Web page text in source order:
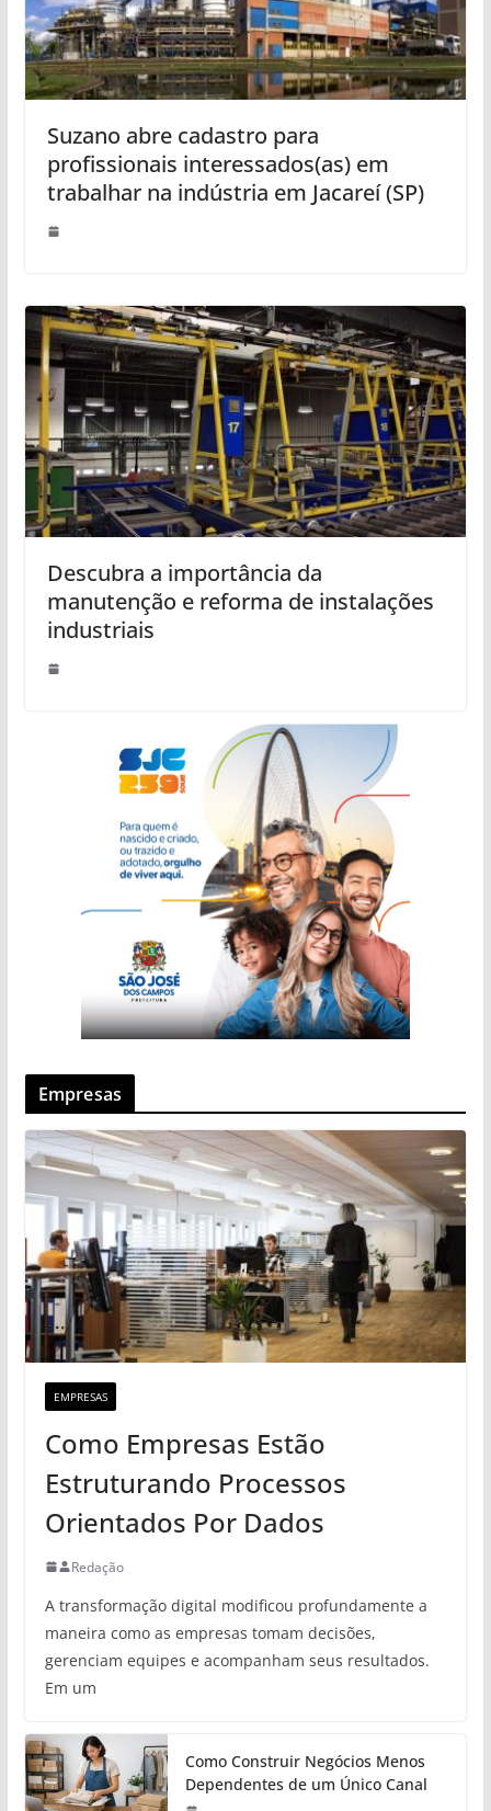
Suzano abre cadastro para
profissionais interessados(as) em
trabalhar na indústria em Jacareí (SP)
Descubra a importância da
manutenção e reforma de instalações
industriais
Empresas
EMPRESAS
Como Empresas Estão
Estruturando Processos
Orientados Por Dados
Redação
A transformação digital modificou profundamente a
maneira como as empresas tomam decisões,
gerenciam equipes e acompanham seus resultados.
Em um
Como Construir Negócios Menos
Dependentes de um Único Canal